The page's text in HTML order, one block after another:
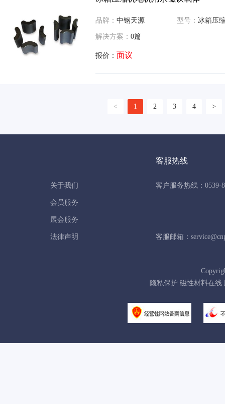
品牌： 中钢天源 型号： 冰箱压缩机电
解决方案： 0篇
报价： 面议
< 1 2 3 4 >
关于我们
会员服务
展会服务
法律声明
客服热线
客户服务热线：0539-
客服邮箱：
隐私保护 磁性材料在线